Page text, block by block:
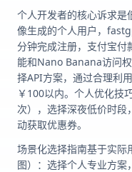
个人开发者的核心诉求是
像生成的个人用户，
分钟完成注册，支付宝
能和Nano Banana访问
择API方案，通过合理利
￥100以内。个人优化技
次），选择深夜低价时
动获取优惠券。
场景化选择指南基于实
图）：选择个人专业方